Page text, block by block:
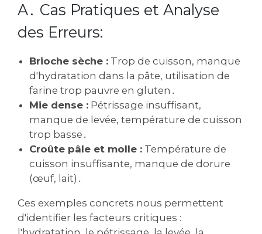
A․ Cas Pratiques et Analyse
des Erreurs:
Brioche sèche : Trop de cuisson‚ manque
d'hydratation dans la pâte‚ utilisation de
farine trop pauvre en gluten․
Mie dense : Pétrissage insuffisant‚
manque de levée‚ température de cuisson
trop basse․
Croûte pâle et molle : Température de
cuisson insuffisante‚ manque de dorure
(œuf‚ lait)․
Ces exemples concrets nous permettent
d'identifier les facteurs critiques :